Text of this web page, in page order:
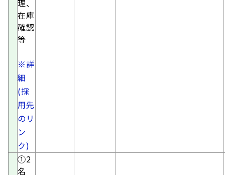
理、
在庫
確認
等
※詳
細
(採
用先
のリ
ン
ク)
①2
名